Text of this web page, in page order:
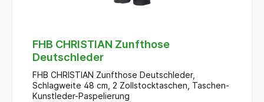
FHB CHRISTIAN Zunfthose
Deutschleder
FHB CHRISTIAN Zunfthose Deutschleder,
Schlagweite 48 cm, 2 Zollstocktaschen, Taschen-
Kunstleder-Paspelierung